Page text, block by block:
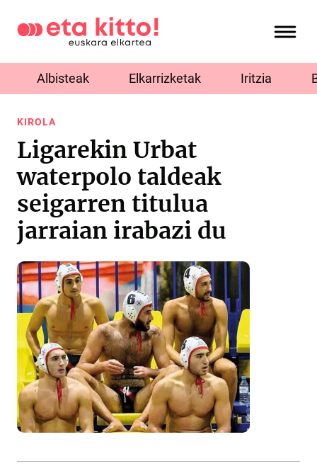
Albisteak Elkarrizketak Iritzia
KIROLA
Ligarekin Urbat
waterpolo taldeak
seigarren titulua
jarraian irabazi du